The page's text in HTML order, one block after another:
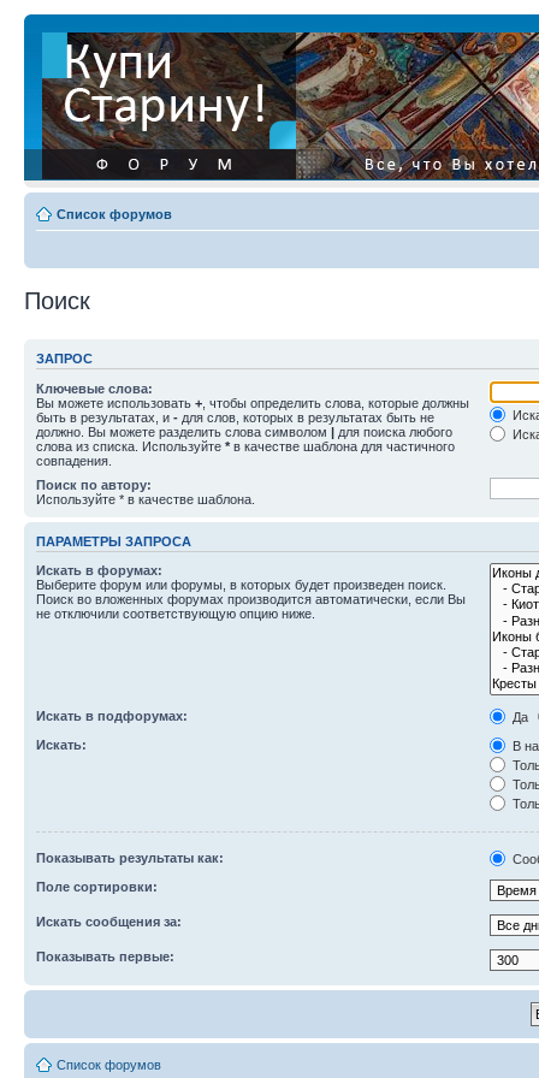
Список форумов
Поиск
ЗАПРОС
Ключевые слова:
Вы можете использовать + , чтобы определить слова, которые должны
быть в результатах, и - для слов, которых в результатах быть не
должно. Вы можете разделить слова символом | для поиска любого
слова из списка. Используйте * в качестве шаблона для частичного
совпадения.
Поиск по автору:
Используйте * в качестве шаблона.
ПАРАМЕТРЫ ЗАПРОСА
Искать в форумах:
Выберите форум или форумы, в которых будет произведен поиск.
Поиск во вложенных форумах производится автоматически, если Вы
не отключили соответствующую опцию ниже.
Искать в подфорумах:
Да
Искать:
В
Показывать результаты как:
Поле сортировки:
Искать сообщения за:
Показывать первые:
Список форумов